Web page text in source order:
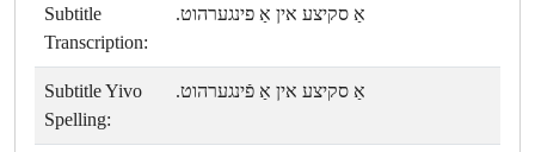
Subtitle
Transcription:
אַ סקיצע אין אַ פינגערהוט.
Subtitle Yivo
Spelling:
אַ סקיצע אין אַ פֿינגערהוט.